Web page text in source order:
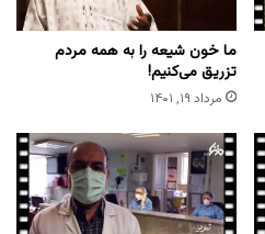
ما خون شیعه را به همه مردم
تزریق می‌کنیم!
مرداد ۱۹, ۱۴۰۱